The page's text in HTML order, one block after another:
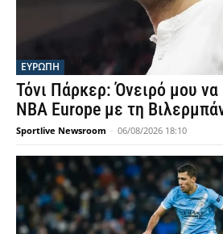
ΕΥΡΩΠΗ
Τόνι Πάρκερ: Όνειρό μου
NBA Europe με τη
Sportlive Newsroom - 06/08/2026 18:10